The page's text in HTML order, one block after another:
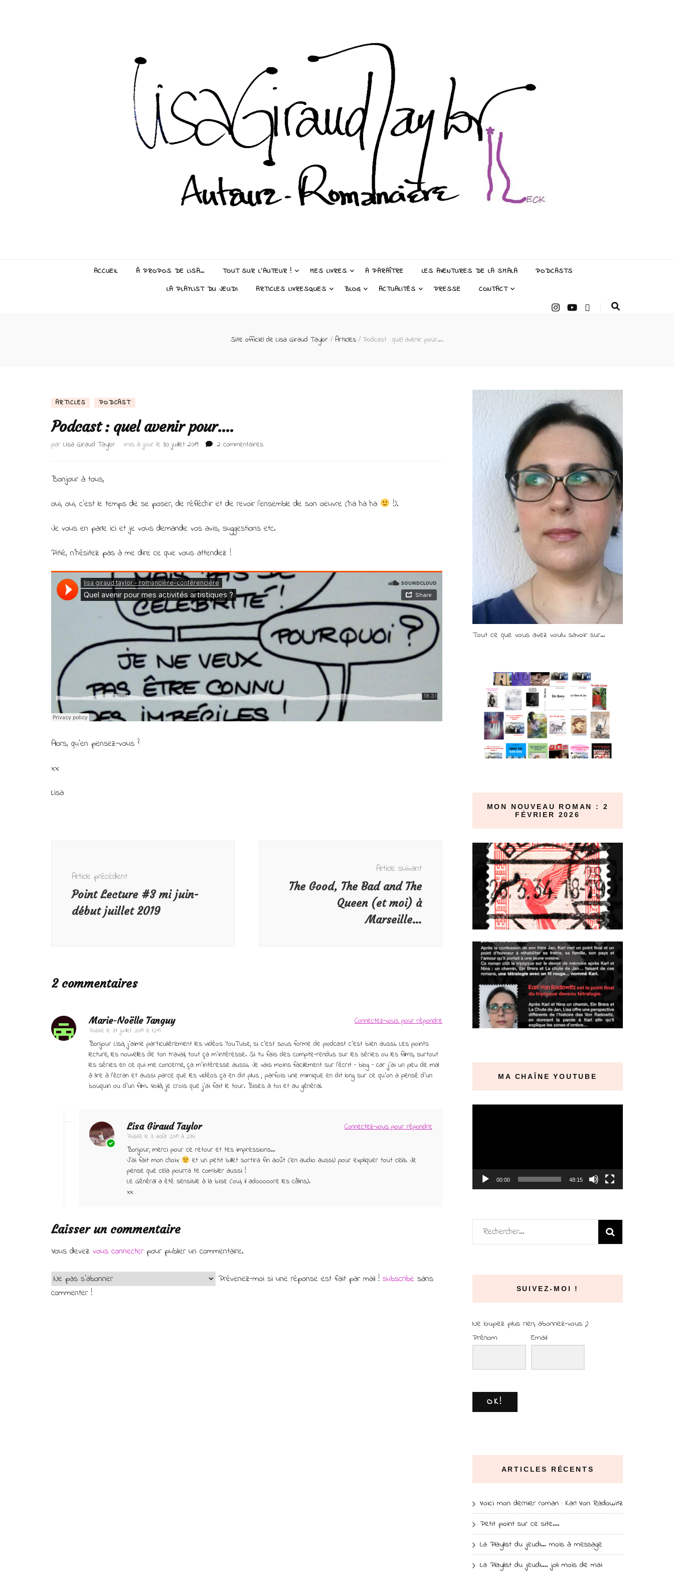
ACCUEIL À PROPOS DE LISA… TOUT SUR L’AUTEUR ! MES LIVRES A PARAÎTRE LES AVENTURES DE LA SMALA
PODCASTS
LA PLAYLIST DU JEUDI
ARTICLES LIVRESQUES BLOG ACTUALITÉS PRESSE CONTACT
Site officiel de Lisa Giraud Taylor / Articles / Podcast : quel avenir pour….
ARTICLES PODCAST
Podcast : quel avenir pour….
par Lisa Giraud Taylor mis à jour le 30 juillet 2019 2 commentairessur
Bonjour à tous,
oui, oui, c’est le temps de se poser, de réfléchir et de revoir l’ensemble de son oeuvre (ha ha ha
!).
Je vous en parle ici et je vous demande vos avis, suggestions etc.
Pitié, n’hésitez pas à me dire ce que vous attendez !
Alors, qu’en pensez-vous ?
xx
Lisa
Article précédent
Point Lecture #3 mi juin-
début juillet 2019
Article suivant
The Good, The Bad and The
Queen (et moi) à
Marseille…
2 commentaires
Marie-Noëlle Tanguy
Publié le 31 juillet 2019 à 12:19
Connectez-vous pour répondre
Bonjour LIsa, j’aime particulièrement les vidéos YouTube, si c’est sous forme de podcast c’est bien aussi. Les points
lecture, les nouvelles de ton travail, tout ça m’intéresse. Si tu fais des compte-rendus sur les séries ou les films, surtout
les séries en ce qui me concerne, ça m’intéresse aussi. Je vais moins facilement sur l’écrit – blog – car j’ai un peu de mal
à lire à l’écran et aussi parce que les vidéos ça en dit plus ; parfois une mimique en dit long sur ce qu’on a pensé d’un
bouquin ou d’un film. Voilà, je crois que j’ai fait le tour. Bises à toi et au général.
Lisa Giraud Taylor
Publié le 3 août 2019 à 2:34
Connectez-vous pour répondre
Bonjour, merci pour ce retour et tes impressions…
J’ai fait mon choix
et un petit billet sortira fin août (en audio aussi) pour expliquer tout cela. Je
pense que cela pourra te combler aussi !
Le Général a été sensible à la bise (oui, il adooooore les câlins).
xx
Laisser un commentaire
Vous devez vous connecterpour publier un commentaire.
Prévenez-moi si une réponse est fait par mail ! subscribe sans
commenter !
Tout ce que vous avez voulu savoir sur...
MON NOUVEAU ROMAN : 2
FÉVRIER 2026
MA CHAÎNE YOUTUBE
00:00 48:15
Rechercher :
SUIVEZ-MOI !
Ne loupez plus rien, abonnez-vous ;)
Prénom
Email
OK!
ARTICLES RÉCENTS
Voici mon dernier roman : Karl Von Radowitz
Petit point sur ce site….
La Playlist du jeudi… mois à message
La Playlist du jeudi…. joli mois de mai